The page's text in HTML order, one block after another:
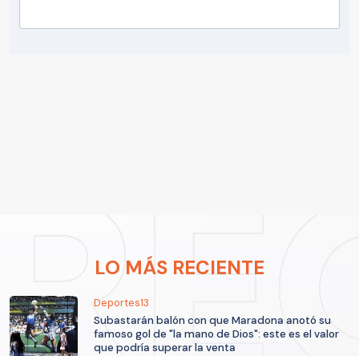
LO MÁS RECIENTE
Deportes13
Subastarán balón con que Maradona anotó su
famoso gol de "la mano de Dios": este es el valor
que podría superar la venta